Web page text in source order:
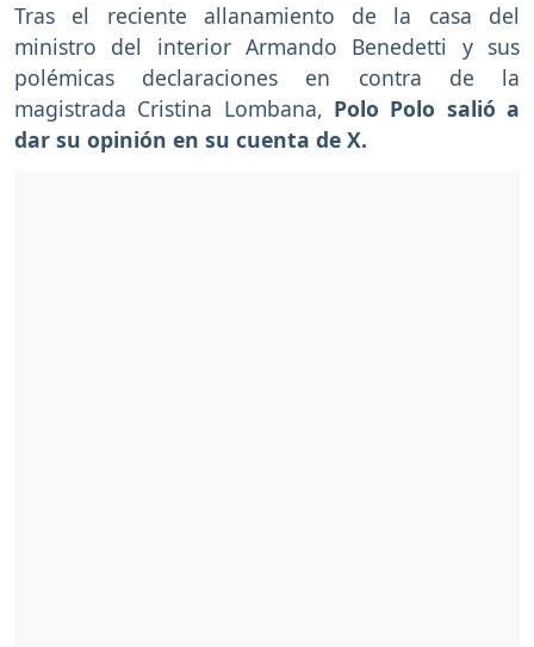
Tras el reciente allanamiento de la casa del
ministro del interior Armando Benedetti y sus
polémicas declaraciones en contra de la
magistrada Cristina Lombana, Polo Polo salió a
dar su opinión en su cuenta de X.